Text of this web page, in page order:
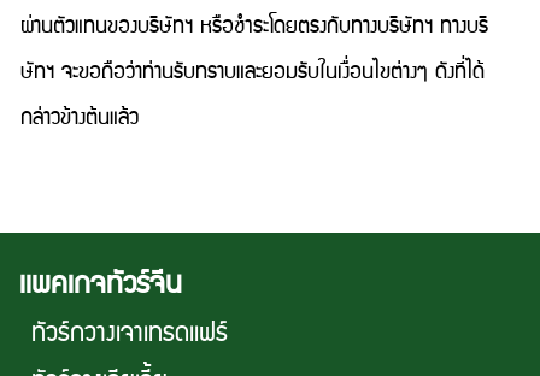
ผ่านตัวแทนของบริษัทฯ หรือชำระโดยตรงกับทางบริษัทฯ ทางบริ
ษัทฯ จะขอถือว่าท่านรับทราบและยอมรับในเงื่อนไขต่างๆ ดังที่ได้
กล่าวข้างต้นแล้ว
เเพคเกจทัวร์จีน
ทัวร์กวางเจาเทรดเเฟร์